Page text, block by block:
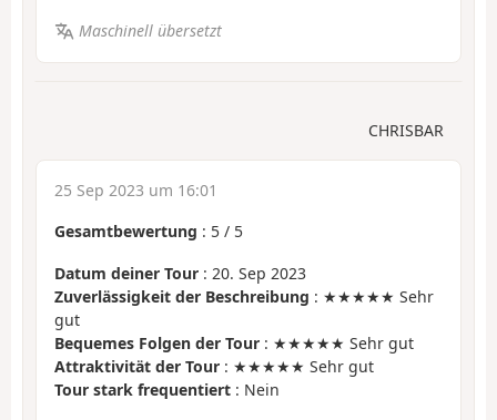
Maschinell übersetzt
CHRISBAR
25 Sep 2023 um 16:01
Gesamtbewertung : 5 / 5
Datum deiner Tour : 20. Sep 2023
Zuverlässigkeit der Beschreibung : ★★★★★ Sehr
gut
Bequemes Folgen der Tour : ★★★★★ Sehr gut
Attraktivität der Tour : ★★★★★ Sehr gut
Tour stark frequentiert : Nein